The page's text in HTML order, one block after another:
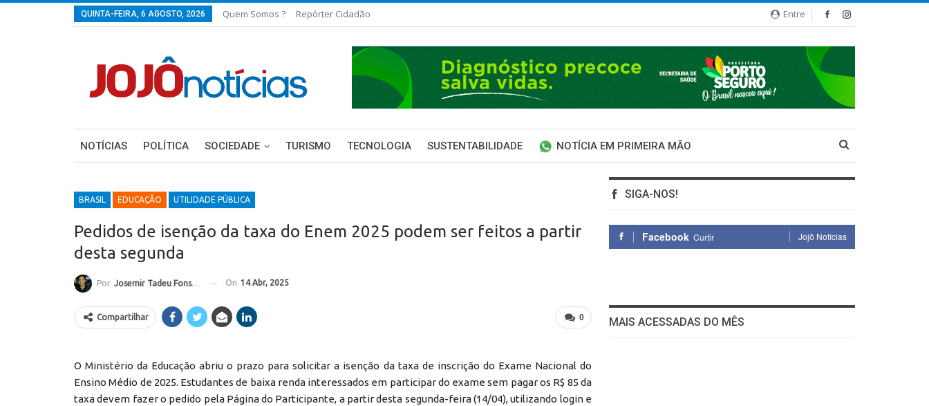
Entre
QUINTA-FEIRA, 6 AGOSTO, 2026 Quem Somos ? Repórter Cidadão
NOTÍCIAS POLÍTICA SOCIEDADE TURISMO TECNOLOGIA SUSTENTABILIDADE NOTÍCIA EM PRIMEIRA MÃO
BRASIL EDUCAÇÃO UTILIDADE PÚBLICA
Pedidos de isenção da taxa do Enem 2025 podem ser feitos a partir
desta segunda
Por Josemir Tadeu Fonseca On 14 Abr, 2025
0
Compartilhar
O Ministério da Educação abriu o prazo para solicitar a isenção da taxa de inscrição do Exame Nacional do
Ensino Médio de 2025. Estudantes de baixa renda interessados em participar do exame sem pagar os R$ 85 da
taxa devem fazer o pedido pela Página do Participante, a partir desta segunda-feira (14/04), utilizando login e
SIGA-NOS!
Facebook Curtir Jojô Notícias
MAIS ACESSADAS DO MÊS